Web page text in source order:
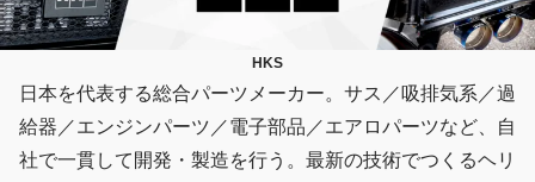
HKS
日本を代表する総合パーツメーカー。サス／吸排気系／過
給器／エンジンパーツ／電子部品／エアロパーツなど、自
社で一貫して開発・製造を行う。最新の技術でつくるヘリ